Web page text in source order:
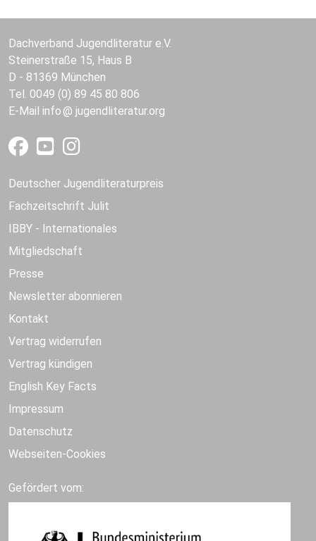
Dachverband Jugendliteratur e.V.
Steinerstraße 15, Haus B
D - 81369 München
Tel. 0049 (0) 89 45 80 806
E-Mail info jugendliteratur.org
Deutscher Jugendliteraturpreis
Fachzeitschrift Julit
IBBY - Internationales
Mitgliedschaft
Presse
Newsletter abonnieren
Kontakt
Vertrag widerrufen
Vertrag kündigen
English Key Facts
Impressum
Datenschutz
Webseiten-Cookies
Gefördert vom: